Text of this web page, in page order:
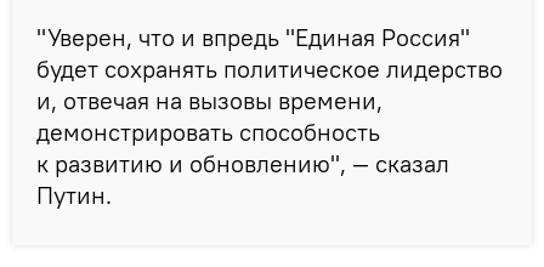
"Уверен, что и впредь "Единая Россия"
будет сохранять политическое лидерство
и, отвечая на вызовы времени,
демонстрировать способность
к развитию и обновлению", — сказал
Путин.